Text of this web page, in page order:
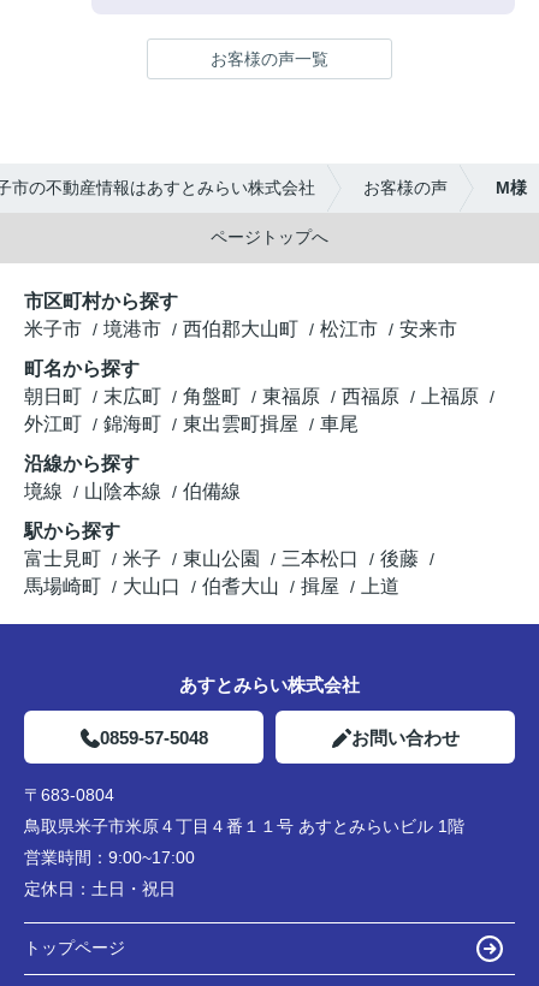
お客様の声一覧
市の不動産情報はあすとみらい株式会社 お客様の声 M様
ページトップへ
市区町村から探す
米子市
境港市 西伯郡大山町 松江市
安来市
町名から探す
朝日町
末広町 角盤町 東福原 西福原
上福原
外江町
錦海町 東出雲町揖屋
車尾
沿線から探す
境線
山陰本線
伯備線
駅から探す
富士見町
米子 東山公園 三本松口
後藤
馬場崎町
大山口 伯耆大山 揖屋 上道
あすとみらい株式会社
0859-57-5048 お問い合わせ
〒683-0804
鳥取県米子市米原４丁目４番１１号 あすとみらいビル 1階
営業時間： 9:00~17:00
定休日： 土日・祝日
トップページ